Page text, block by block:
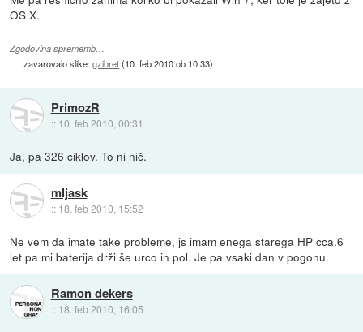
OS X.
Zgodovina sprememb…
zavarovalo slike:gzibret(10. feb 2010 ob 10:33)
PrimozR
:: 10. feb 2010, 00:31
Ja, pa 326 ciklov. To ni nič.
mljask
:: 18. feb 2010, 15:52
Ne vem da imate take probleme, js imam enega starega HP cca.6
let pa mi baterija drži še urco in pol. Je pa vsaki dan v pogonu.
Ramon dekers
:: 18. feb 2010, 16:05